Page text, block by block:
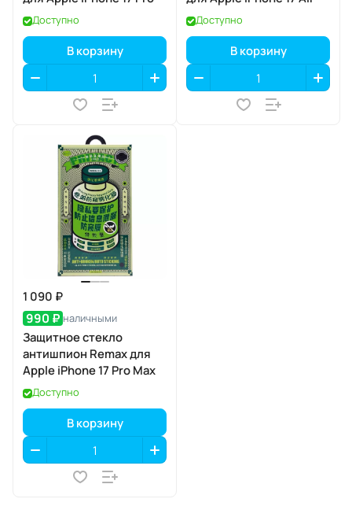
Доступно
В корзину
Доступно
В корзину
1 090 ₽
990 ₽ наличными
Защитное стекло
антишпион Remax для
Apple iPhone 17 Pro Max
Доступно
В корзину